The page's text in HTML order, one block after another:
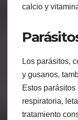
calcio y
Los parásitos,
y gusanos,
Estos
respiratoria,
tratamiento